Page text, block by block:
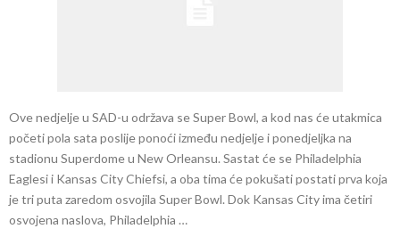
Ove nedjelje u SAD-u održava se Super Bowl, a kod nas će utakmica
početi pola sata poslije ponoći između nedjelje i ponedjeljka na
stadionu Superdome u New Orleansu. Sastat će se Philadelphia
Eaglesi i Kansas City Chiefsi, a oba tima će pokušati postati prva koja
je tri puta zaredom osvojila Super Bowl. Dok Kansas City ima četiri
osvojena naslova, Philadelphia …